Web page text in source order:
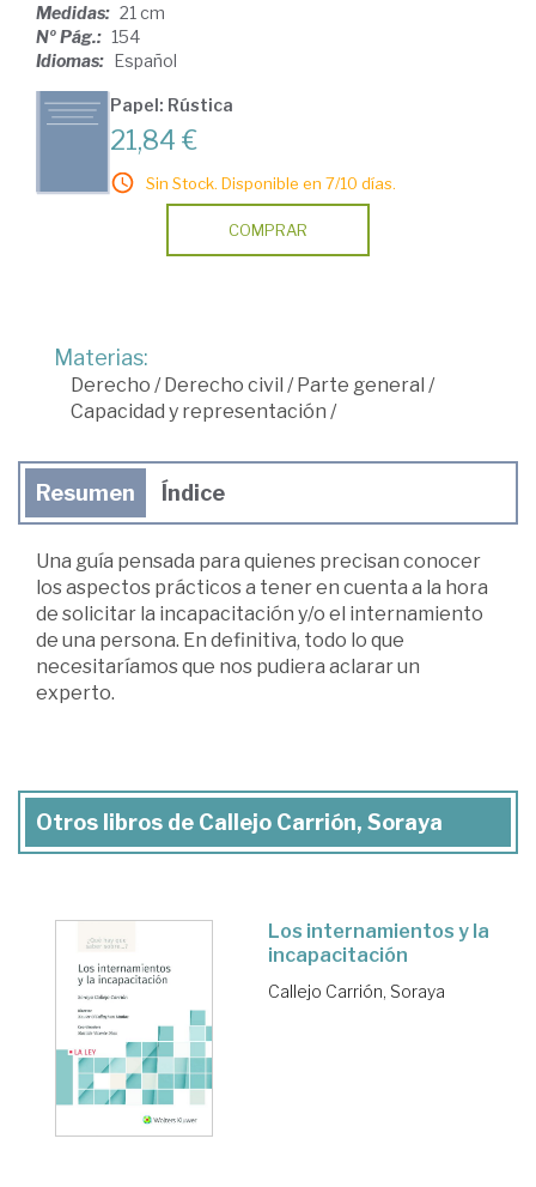
Medidas: 21 cm
Nº Pág.: 154
Idiomas: Español
Papel: Rústica
21,84 €
Sin Stock. Disponible en 7/10 días.
COMPRAR
Materias:
Derecho /Derecho civil /Parte general /
Capacidad y representación /
Resumen Índice
Una guía pensada para quienes precisan conocer
los aspectos prácticos a tener en cuenta a la hora
de solicitar la incapacitación y/o el internamiento
de una persona. En definitiva, todo lo que
necesitaríamos que nos pudiera aclarar un
experto.
Otros libros de Callejo Carrión, Soraya
Los internamientos y la
incapacitación
Callejo Carrión, Soraya